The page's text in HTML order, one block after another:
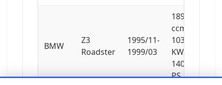
BMW
Z3
Roadster
1995/11-
1999/03
1895
ccm,
103
KW,
140
PS